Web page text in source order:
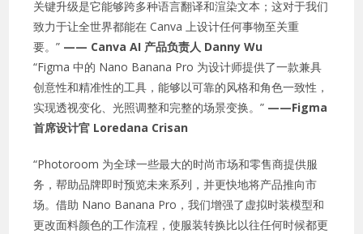
关键升级是它能够跨多种语言翻译和渲染文本；这对于我们
致力于让全世界都能在 Canva 上设计任何事物至关重
要。” —— Canva AI 产品负责人 Danny Wu
“Figma 中的 Nano Banana Pro 为设计师提供了一款兼具
创意性和精准性的工具，能够以可靠的风格和角色一致性，
实现透视变化、光照调整和完整的场景变换。” ——Figma
首席设计官 Loredana Crisan
“Photoroom 为全球一些最大的时尚市场和零售商提供服
务，帮助品牌即时预览未来系列，并更快地将产品推向市
场。借助 Nano Banana Pro，我们增强了虚拟时装模型和
更改面料颜色的工作流程，使服装转换比以往任何时候都更